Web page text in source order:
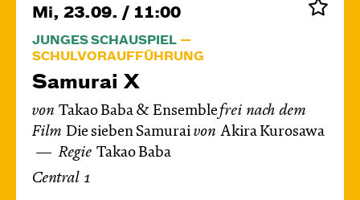
Mi, 23.09. / 11:00
JUNGES SCHAUSPIEL
SCHULVORAUFFÜHRUNG
Samurai X
von Takao Baba & Ensemblefrei nach dem
Film Die sieben Samurai von Akira Kurosawa
Regie Takao Baba
Central 1